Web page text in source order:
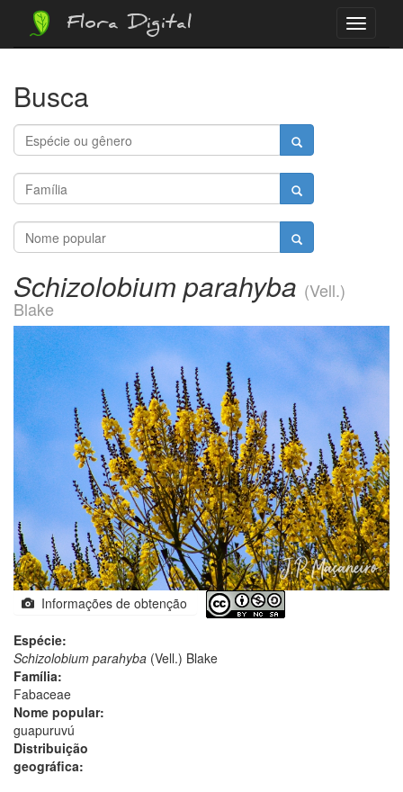
Menu
Flora Digital
Busca
Schizolobium parahyba (Vell.)
Blake
Informações de obtenção
Espécie:
Schizolobium parahyba (Vell.) Blake
Família:
Fabaceae
Nome popular:
guapuruvú
Distribuição
geográfica: